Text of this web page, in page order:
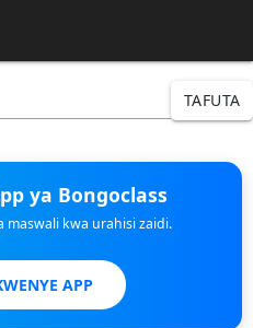
TAFUTA
ya Bongoclass
maswali kwa urahisi zaidi.
APP